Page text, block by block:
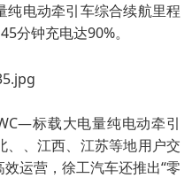
纯电动牵引车综合续航里程
分钟充电达90%。
标载大电量纯电动牵引
、、江西、江苏等地用户交
运营，徐工汽车还推出“零